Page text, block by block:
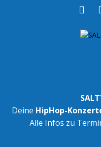
Deine HipHop-
Alle Infos zu